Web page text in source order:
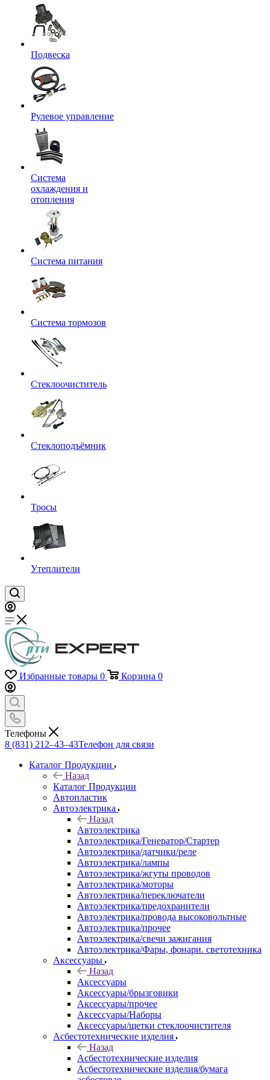
Подвеска
Рулевое управление
Система
охлаждения и
отопления
Система питания
Система тормозов
Стеклоочиститель
Стеклоподъёмник
Тросы
Утеплители
Избранные товары 0 Корзина 0
Телефоны
8 (831) 212–43–43Телефон для связи
Каталог Продукции
Назад
Каталог Продукции
Автопластик
Автоэлектрика
Назад
Автоэлектрика
Автоэлектрика/Генератор/Стартер
Автоэлектрика/датчики/реле
Автоэлектрика/лампы
Автоэлектрика/жгуты проводов
Автоэлектрика/моторы
Автоэлектрика/переключатели
Автоэлектрика/предохранители
Автоэлектрика/провода высоковольтные
Автоэлектрика/прочее
Автоэлектрика/свечи зажигания
Автоэлектрика/Фары, фонари. светотехника
Аксессуары
Назад
Аксессуары
Аксессуары/брызговики
Аксессуары/прочее
Аксессуары/Наборы
Аксессуары/щетки стеклоочистителя
Асбестотехнические изделия
Назад
Асбестотехнические изделия
Асбестотехнические изделия/бумага